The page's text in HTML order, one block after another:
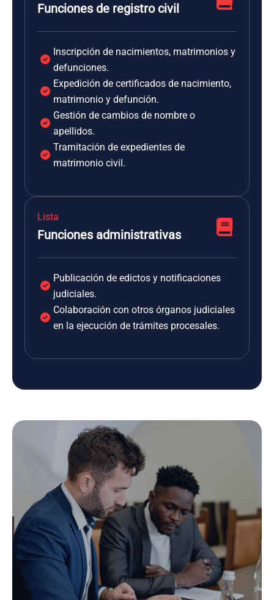
Funciones de registro civil
Inscripción de nacimientos, matrimonios y
defunciones.
Expedición de certificados de nacimiento,
matrimonio y defunción.
Gestión de cambios de nombre o
apellidos.
Tramitación de expedientes de
matrimonio civil.
Lista
Funciones administrativas
Publicación de edictos y notificaciones
judiciales.
Colaboración con otros órganos judiciales
en la ejecución de trámites procesales.